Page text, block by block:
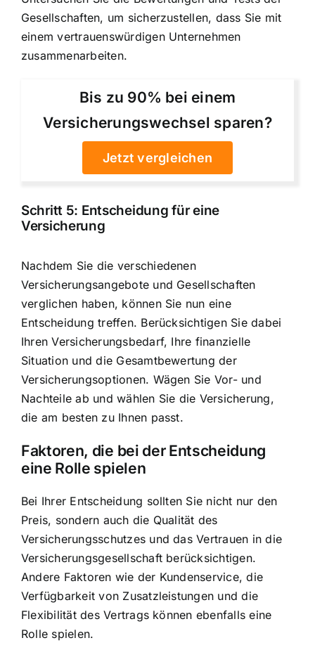
Gesellschaften, um sicherzustellen, dass Sie mit
einem vertrauenswürdigen Unternehmen
zusammenarbeiten.
Bis zu 90% bei einem
Versicherungswechsel sparen?
Jetzt vergleichen
Schritt 5: Entscheidung für eine
Versicherung
Nachdem Sie die verschiedenen
Versicherungsangebote und Gesellschaften
verglichen haben, können Sie nun eine
Entscheidung treffen. Berücksichtigen Sie dabei
Ihren Versicherungsbedarf, Ihre finanzielle
Situation und die Gesamtbewertung der
Versicherungsoptionen. Wägen Sie Vor- und
Nachteile ab und wählen Sie die Versicherung,
die am besten zu Ihnen passt.
Faktoren, die bei der Entscheidung
eine Rolle spielen
Bei Ihrer Entscheidung sollten Sie nicht nur den
Preis, sondern auch die Qualität des
Versicherungsschutzes und das Vertrauen in die
Versicherungsgesellschaft berücksichtigen.
Andere Faktoren wie der Kundenservice, die
Verfügbarkeit von Zusatzleistungen und die
Flexibilität des Vertrags können ebenfalls eine
Rolle spielen.